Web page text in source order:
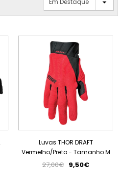
Em Destaque
Luvas THOR DRAFT
Vermelho/Preto - Tamanho M
27,00€ 9,50€